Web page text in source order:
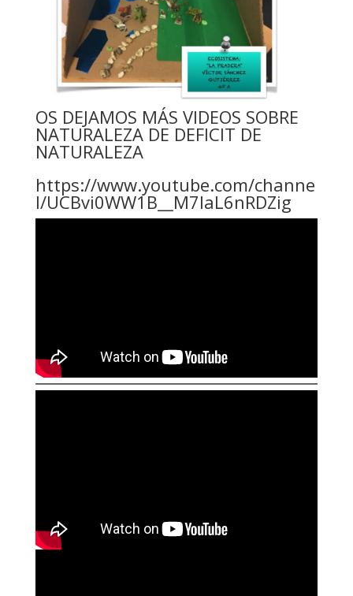
OS DEJAMOS MÁS VIDEOS SOBRE
NATURALEZA DE DEFICIT DE
NATURALEZA
https://www.youtube.com/channe
l/UCBvi0WW1B__M7laL6nRDZig